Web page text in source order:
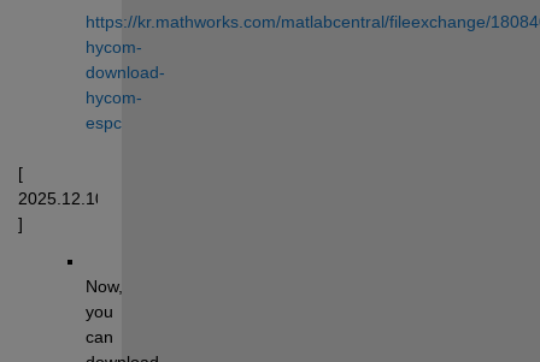
https://kr.mathworks.com/matlabcentral/fileexchange/
hycom-
download-
hycom-
espc
[
2025.12.10
]
Now,
you
can